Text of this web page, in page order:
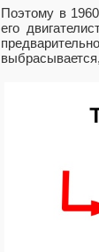
Поэтому в
его